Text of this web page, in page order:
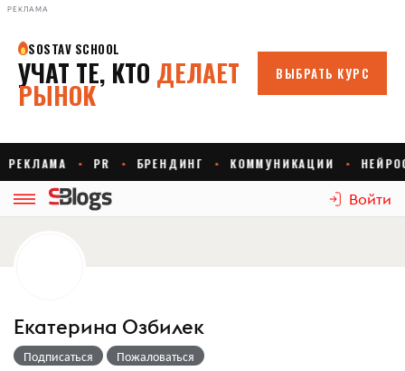
РЕКЛАМА
Войти
Екатерина Озбилек
Подписаться Пожаловаться